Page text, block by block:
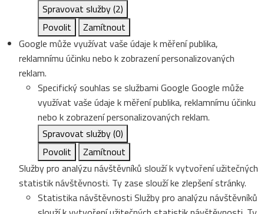
Spravovat služby(2)
Povolit
Zamítnout
Google může využívat vaše údaje k měření publika,
reklamnímu účinku nebo k zobrazení personalizovaných
reklam.
Specifický souhlas se službami Google Google může
využívat vaše údaje k měření publika, reklamnímu účinku
nebo k zobrazení personalizovaných reklam.
Spravovat služby(0)
Povolit
Zamítnout
Služby pro analýzu návštěvníků slouží k vytvoření užitečných
statistik návštěvnosti. Ty zase slouží ke zlepšení stránky.
Statistika návštěvnosti Služby pro analýzu návštěvníků